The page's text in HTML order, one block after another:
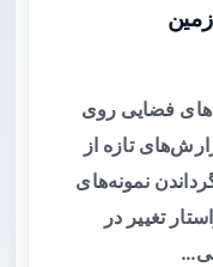
فضایی روی
تازه از
نمونه‌های
تغییر در